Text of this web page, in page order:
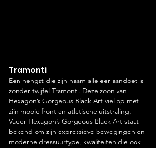
Tramonti
Een hengst die zijn naam alle eer aandoet is
zonder twijfel Tramonti. Deze zoon van
Hexagon’s Gorgeous Black Art viel op met
zijn mooie front en atletische uitstraling.
Vader Hexagon’s Gorgeous Black Art staat
bekend om zijn expressieve bewegingen en
moderne dressuurtype, kwaliteiten die ook